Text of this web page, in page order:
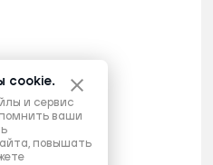
cookie.
и сервис
ваши
повышать